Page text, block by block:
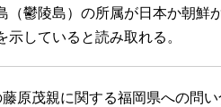
鬱陵島）の所属が日本か朝鮮
していると読み取れる。
藤原茂親に関する福岡県への問